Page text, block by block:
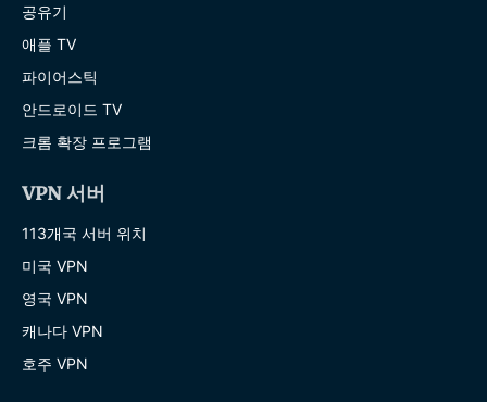
공유기
애플 TV
파이어스틱
안드로이드 TV
크롬 확장 프로그램
VPN 서버
113개국 서버 위치
미국 VPN
영국 VPN
캐나다 VPN
호주 VPN